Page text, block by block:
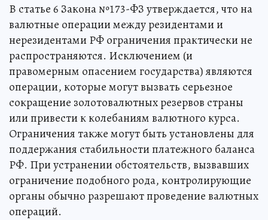
В статье 6 Закона №173-ФЗ утверждается, что на
валютные операции между резидентами и
нерезидентами РФ ограничения практически не
распространяются. Исключением (и
правомерным опасением государства) являются
операции, которые могут вызвать серьезное
сокращение золотовалютных резервов страны
или привести к колебаниям валютного курса.
Ограничения также могут быть установлены для
поддержания стабильности платежного баланса
РФ. При устранении обстоятельств, вызвавших
ограничение подобного рода, контролирующие
органы обычно разрешают проведение валютных
операций.